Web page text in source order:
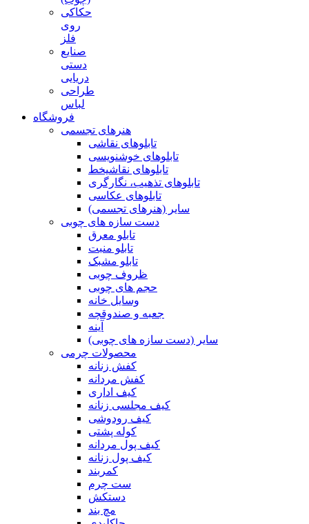
حکاکی
روی
فلز
صنایع
دستی
دریایی
طراحی
لباس
فروشگاه
هنرهای تجسمی
تابلوهای نقاشی
تابلوهای خوشنویسی
تابلوهای نقاشیخط
تابلوهای تذهیب، نگارگری
تابلوهای عکاسی
سایر (هنرهای تجسمی)
دست سازه های چوبی
تابلو معرق
تابلو منبت
تابلو مشبک
ظروف چوبی
حجم های چوبی
وسایل خانه
جعبه و صندوقچه
آینه
سایر (دست سازه های چوبی)
محصولات چرمی
کفش زنانه
کفش مردانه
کیف اداری
کیف مجلسی زنانه
کیف رودوشی
کوله پشتی
کیف پول مردانه
کیف پول زنانه
کمربند
ست چرم
دستکش
مچ بند